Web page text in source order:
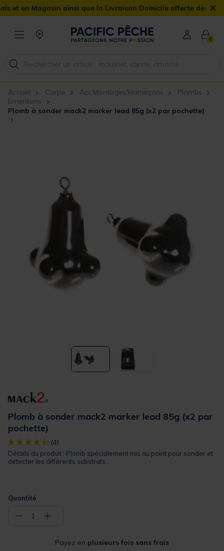
ainsi que la Livraison Domicile offerte dès 90€ ×
0
Accueil Carpe Acc.Montages/Hameçons
Plombs
Emerillons
Plomb à sonder mack2 marker lead 85g (x2 par pochette)
Plomb à sonder mack2 marker lead 85g (x2 par
pochette)
[object Object] out of 5 Customer Rating
(4)
Détails du produit : Plomb spécialement mis au point pour sonder et
détecter les différents substrats...
Quantité
− 1 +
Payez en plusieurs fois sans frais